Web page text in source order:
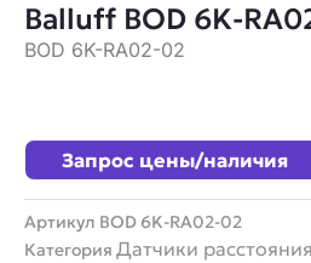
Balluff BOD 6K-
BOD 6K-RA02-02
Запрос цены/наличия
Артикул BOD 6K-RA02-02
Категория Датчики расстояния